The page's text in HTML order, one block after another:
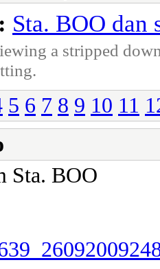
Sta. BOO dan
a stripped
5 6 7 8 9 10 11
Sta. BOO